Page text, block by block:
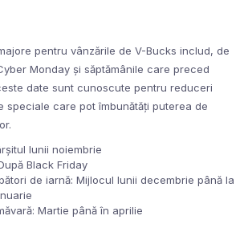
pentru vânzările de V-Bucks includ, de
Monday și săptămânile care preced
date sunt cunoscute pentru reduceri
speciale care pot îmbunătăți puterea de
lunii noiembrie
Black Friday
de iarnă: Mijlocul lunii decembrie până la
Martie până în aprilie